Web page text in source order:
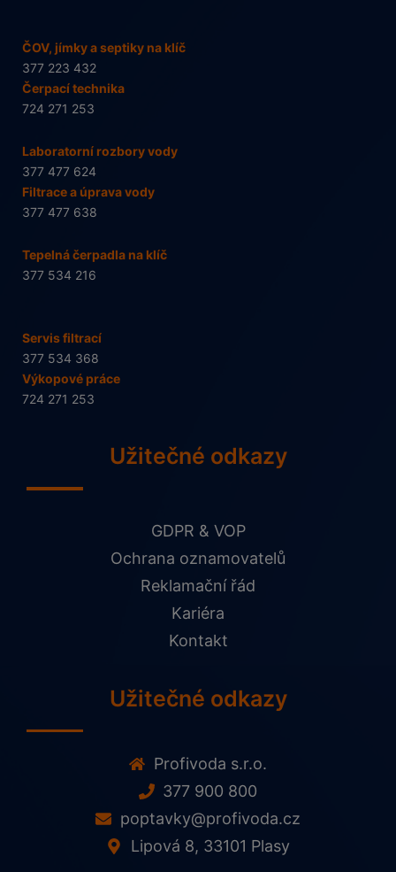
ČOV, jímky a septiky na klíč
377 223 432
Čerpací technika
724 271 253
Laboratorní rozbory vody
377 477 624
Filtrace a úprava vody
377 477 638
Tepelná čerpadla na klíč
377 534 216
Servis filtrací
377 534 368
Výkopové práce
724 271 253
Užitečné odkazy
GDPR & VOP
Ochrana oznamovatelů
Reklamační řád
Kariéra
Kontakt
Užitečné odkazy
Profivoda s.r.o.
377 900 800
poptavky@profivoda.cz
Lipová 8, 33101 Plasy